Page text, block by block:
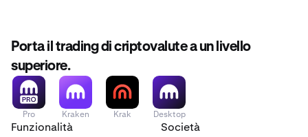
Porta il trading di criptovalute a un livello
superiore.
Pro Kraken Krak Desktop
Funzionalità Società